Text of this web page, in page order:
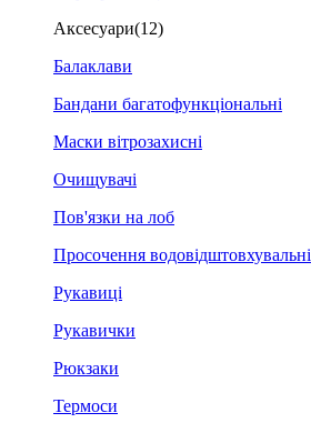
Аксесуари(12)
Балаклави
Бандани багатофункціональні
Маски вітрозахисні
Очищувачі
Пов'язки на лоб
Просочення водовідштовхувальні
Рукавиці
Рукавички
Рюкзаки
Термоси